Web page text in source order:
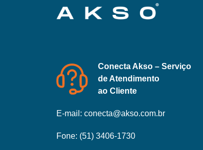
Conecta Akso – Serviço
de Atendimento
ao Cliente
E-mail: conecta@akso.com.br
Fone: (51) 3406-1730